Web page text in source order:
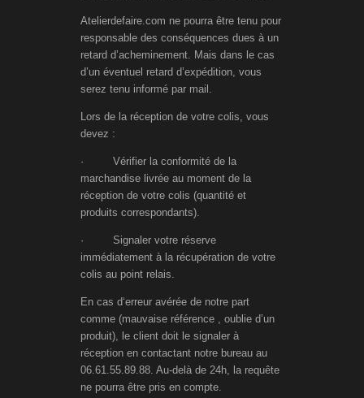
Atelierdefaire.com ne pourra être tenu pour
responsable des conséquences dues à un
retard d’acheminement. Mais dans le cas
d’un éventuel retard d’expédition, vous
serez tenu informé par mail.
Lors de la réception de votre colis, vous
devez :
· Vérifier la conformité de la
marchandise livrée au moment de la
réception de votre colis (quantité et
produits correspondants).
· Signaler votre réserve
immédiatement à la récupération de votre
colis au point relais.
En cas d‘erreur avérée de notre part
comme (mauvaise référence , oublie d’un
produit), le client doit le signaler à
réception en contactant notre bureau au
06.61.55.89.88. Au-delà de 24h, la requête
ne pourra être pris en compte.